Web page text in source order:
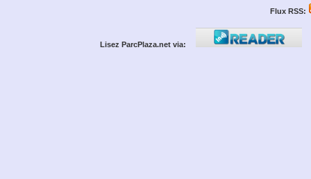
Flux RSS:
Lisez ParcPlaza.net via: